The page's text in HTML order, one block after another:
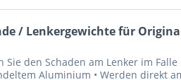
/ Lenkergewichte für
Sie den Schaden am Lenker im
Aluminium • Werden direkt